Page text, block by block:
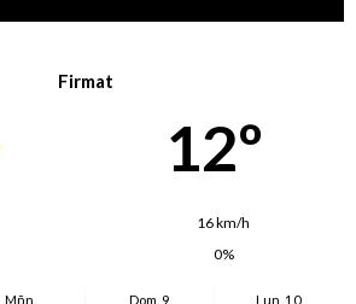
Firmat
12º
16 km/h
0%
Mñn.
Dom. 9
Lun. 10